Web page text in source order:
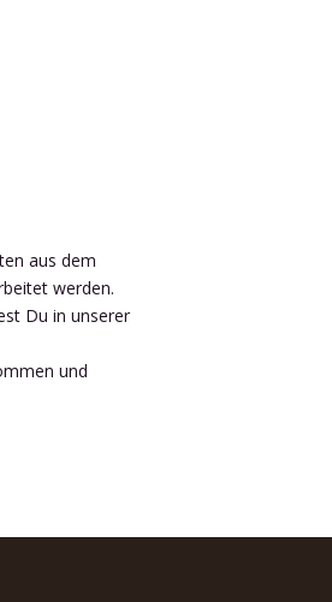
aus dem
werden.
Du in unserer
und